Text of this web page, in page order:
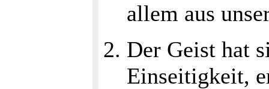
allem aus
Der Geist hat
Einseitigkeit,